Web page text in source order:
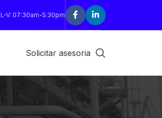
L-V: 07:30am-5:30pm
Solicitar asesoria